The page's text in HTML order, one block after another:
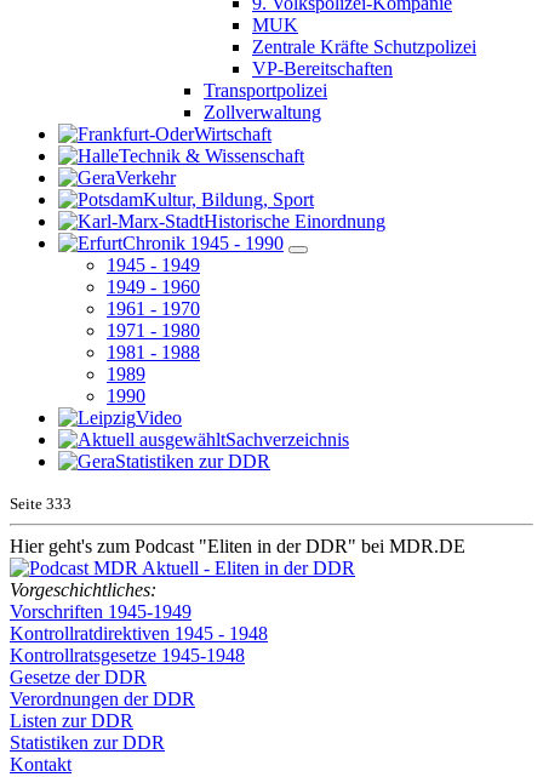
MUK
Zentrale Kräfte Schutzpolizei
VP-Bereitschaften
Transportpolizei
Zollverwaltung
Wirtschaft
Technik & Wissenschaft
Verkehr
Kultur, Bildung, Sport
Historische Einordnung
Chronik 1945 - 1990
1945 - 1949
1949 - 1960
1961 - 1970
1971 - 1980
1981 - 1988
1989
1990
Video
Sachverzeichnis
Statistiken zur DDR
Seite 333
Hier geht's zum Podcast "Eliten in der DDR" bei MDR.DE
Vorgeschichtliches:
Vorschriften 1945-1949
Kontrollratdirektiven 1945 - 1948
Kontrollratsgesetze 1945-1948
Gesetze der DDR
Verordnungen der DDR
Listen zur DDR
Statistiken zur DDR
Kontakt